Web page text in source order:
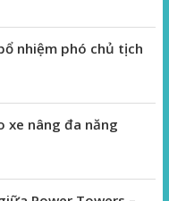
nhiệm phó chủ tịch
xe nâng đa năng